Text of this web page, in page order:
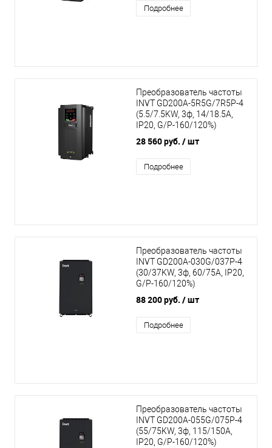
Подробнее
Преобразователь частоты
INVT GD200A-5R5G/7R5P-4
(5.5/7.5KW, 3ф, 14/18.5A,
IP20, G/P-160/120%)
28 560 руб. / шт
Подробнее
Преобразователь частоты
INVT GD200A-030G/037P-4
(30/37KW, 3ф, 60/75A, IP20,
G/P-160/120%)
88 200 руб. / шт
Подробнее
Преобразователь частоты
INVT GD200A-055G/075P-4
(55/75KW, 3ф, 115/150A,
IP20, G/P-160/120%)